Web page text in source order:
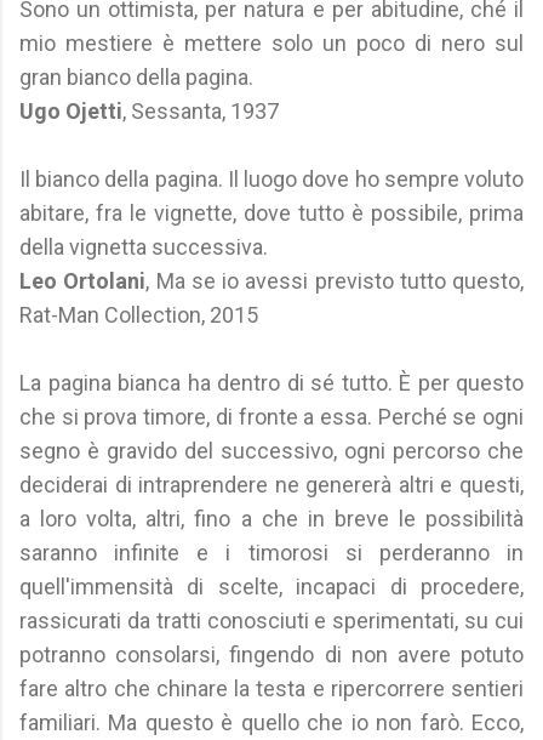
Sono un ottimista, per natura e per abitudine, ché il
mio mestiere è mettere solo un poco di nero sul
gran bianco della pagina.
Ugo Ojetti, Sessanta, 1937
Il bianco della pagina. Il luogo dove ho sempre voluto
abitare, fra le vignette, dove tutto è possibile, prima
della vignetta successiva.
Leo Ortolani, Ma se io avessi previsto tutto questo,
Rat-Man Collection, 2015
La pagina bianca ha dentro di sé tutto. È per questo
che si prova timore, di fronte a essa. Perché se ogni
segno è gravido del successivo, ogni percorso che
deciderai di intraprendere ne genererà altri e questi,
a loro volta, altri, fino a che in breve le possibilità
saranno infinite e i timorosi si perderanno in
quell'immensità di scelte, incapaci di procedere,
rassicurati da tratti conosciuti e sperimentati, su cui
potranno consolarsi, fingendo di non avere potuto
fare altro che chinare la testa e ripercorrere sentieri
familiari. Ma questo è quello che io non farò. Ecco,